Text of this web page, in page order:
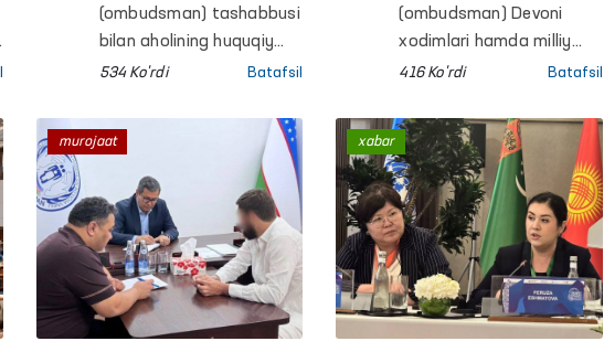
ochiq muloqotlar
o‘tkazildi
(ombudsman) tashabbusi
bilan aholining huquqiy
xabardorligini oshirishga
doirasida hududlarda
aholi bilan ochiq
muloqotlar
o‘tkazilmoqda.
534 Ko'rdi Batafsil
rioya etilishi holati
o‘rganildi
(ombudsman) Devoni
xodimlari hamda milliy
preventiv mexanizm
yurituvchi Ombudsman
huzuridagi Qiynoqqa
solish hollarining oldini
olish bo‘yicha jamoatchilik
guruhlari aʼzolari
tomonidan Namangan
viloyatidagi harakatlanish
erkinligi cheklangan
416 Ko'rdi Batafsil
murojaat xabar